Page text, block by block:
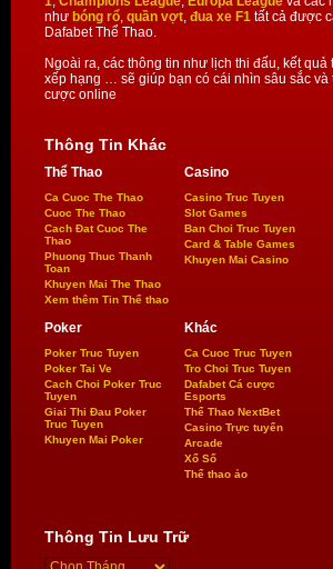
như bóng rổ, quần vợt, đua xe F1 tất cả được
Dafabet Thể Thao.
Ngoài ra, các thông tin như lịch thi đấu, kết quả
xếp hạng … sẽ giúp bạn có cái nhìn sâu sắc và
cược online
Thông Tin Khác
Thể Thao
Ca Cuoc The Thao
Cuoc The Thao
Cach Đat Cuoc The
Thao
Phuong Thuc Thanh
Toan
Khuyen Mai The Thao
Xem thêm Tin Thể thao
Casino
Casino Truc Tuyen
Slot Games
Ban Choi Truc Tuyen
Card & Table Games
Khuyen Mai Casino
Poker
Poker Truc Tuyen
Poker Tai Ve
Cach Choi Poker Truc
Tuyen
Giai Thi Đau Poker
Truc Tuyen
Khuyen Mai Poker
Khác
Ca Cuoc Truc Tuyen
Tro Choi Truc Tuyen
Dafabet Cá cược
Esports
Thể Thao NextBet
Casino Trực tuyến
Arcade
Xổ Số
Thể thao ảo
Thông Tin Lưu Trữ